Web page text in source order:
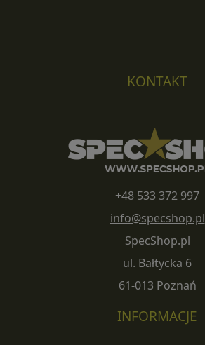
KONTAKT
+48 533 372 997
info@specshop.pl
SpecShop.pl
ul. Bałtycka 6
61-013 Poznań
INFORMACJE